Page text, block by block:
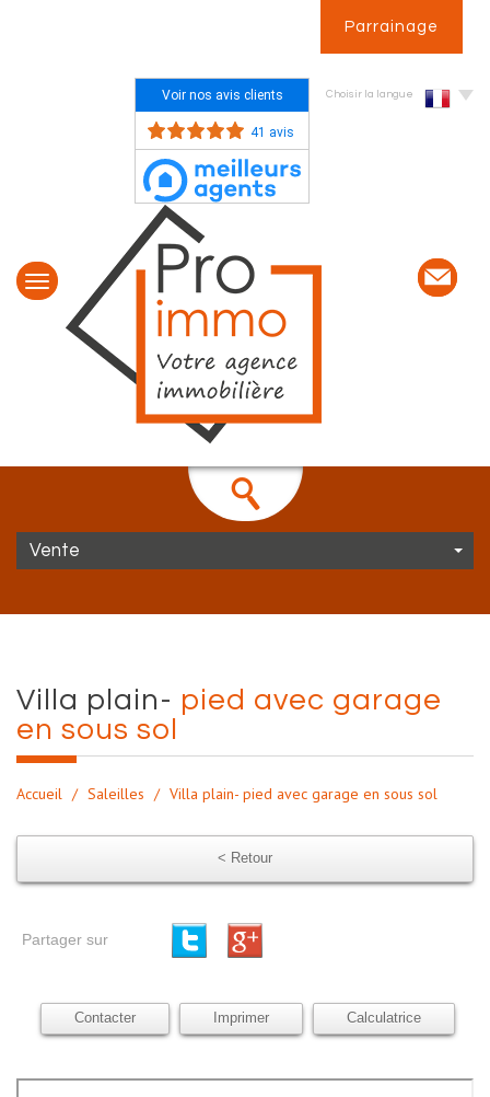
Parrainage
Voir nos avis clients
41 avis
Choisir la langue
Vente
villa plain- pied avec garage
en sous sol
Accueil Saleilles Villa plain- pied avec garage en sous sol
< Retour
Partager sur
Contacter Imprimer Calculatrice